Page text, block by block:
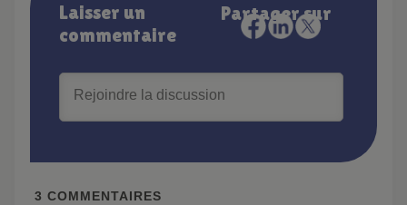
Laisser un
commentaire
Partager sur
3 COMMENTAIRES